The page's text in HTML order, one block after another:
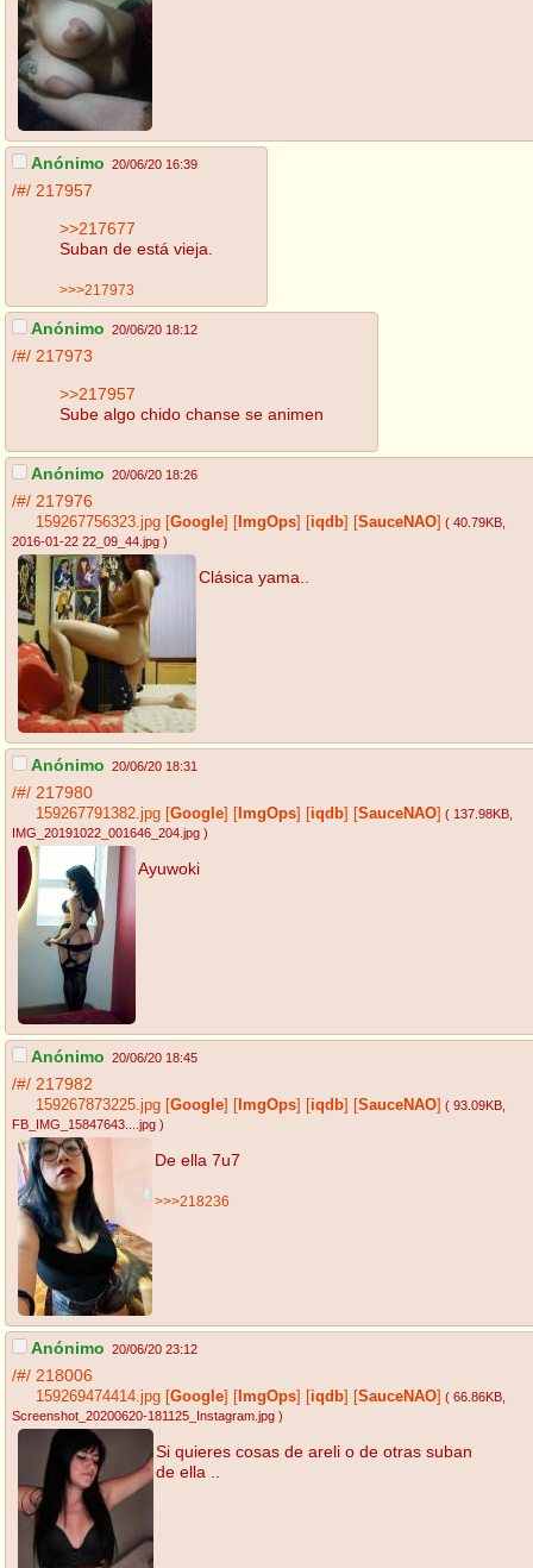
Anónimo 20/06/20 16:39
/#/ 217957
>>217677
Suban de está vieja.
>>>217973
Anónimo 20/06/20 18:12
/#/ 217973
>>217957
Sube algo chido chanse se animen
Anónimo 20/06/20 18:26
/#/ 217976
159267756323.jpg [Google] [ ImgOps] [iqdb] [SauceNAO] ( 40.79KB
2016-01-22 22_09_44.jpg )
Clásica yama..
Anónimo 20/06/20 18:31
/#/ 217980
159267791382.jpg [Google] [ ImgOps] [iqdb] [SauceNAO] ( 137.98KB
IMG_20191022_001646_204.jpg )
Ayuwoki
Anónimo 20/06/20 18:45
/#/ 217982
159267873225.jpg [Google] [ ImgOps] [iqdb] [SauceNAO] ( 93.09KB
FB_IMG_15847643....jpg )
De ella 7u7
>>>218236
Anónimo 20/06/20 23:12
/#/ 218006
159269474414.jpg [Google] [ ImgOps] [iqdb] [SauceNAO] ( 66.86KB
Screenshot_20200620-181125_Instagram.jpg )
Si quieres cosas de areli o de otras suban
de ella ..